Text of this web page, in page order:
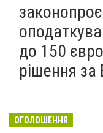
до 150
рішення за
ОГОЛОШЕННЯ